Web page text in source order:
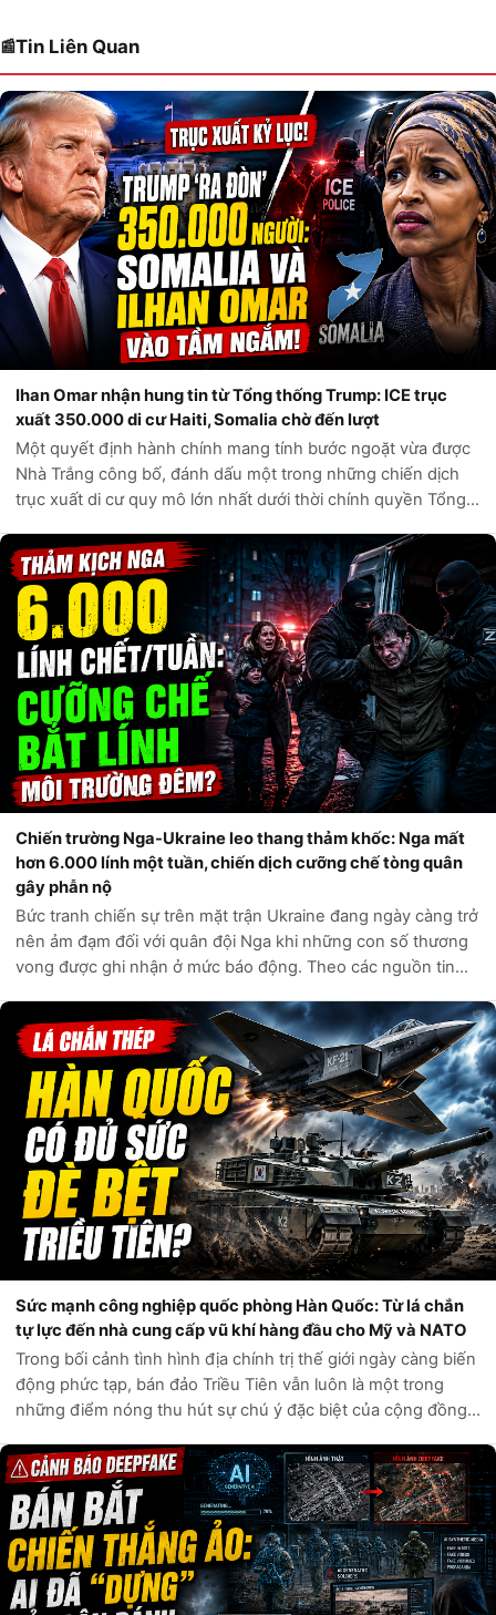
Tin Liên Quan
Ihan Omar nhận hung tin từ Tổng thống Trump: ICE trục
xuất 350.000 di cư Haiti, Somalia chờ đến lượt
Một quyết định hành chính mang tính bước ngoặt vừa được
Nhà Trắng công bố, đánh dấu một trong những chiến dịch
trục xuất di cư quy mô lớn nhất dưới thời chính quyền Tổng
An ninh Nội địa Hoa Kỳ,...
Chiến trường Nga-Ukraine leo thang thảm khốc: Nga mất
hơn 6.000 lính một tuần, chiến dịch cưỡng chế tòng quân
gây phẫn nộ
Bức tranh chiến sự trên mặt trận Ukraine đang ngày càng trở
nên ảm đạm đối với quân đội Nga khi những con số thương
vong được ghi nhận ở mức báo động. Theo các nguồn tin
vòng một tuần qua, q...
Sức mạnh công nghiệp quốc phòng Hàn Quốc: Từ lá chắn
tự lực đến nhà cung cấp vũ khí hàng đầu cho Mỹ và NATO
Trong bối cảnh tình hình địa chính trị thế giới ngày càng biến
động phức tạp, bán đảo Triều Tiên vẫn luôn là một trong
những điểm nóng thu hút sự chú ý đặc biệt của cộng đồng
các mối đe dọa t...